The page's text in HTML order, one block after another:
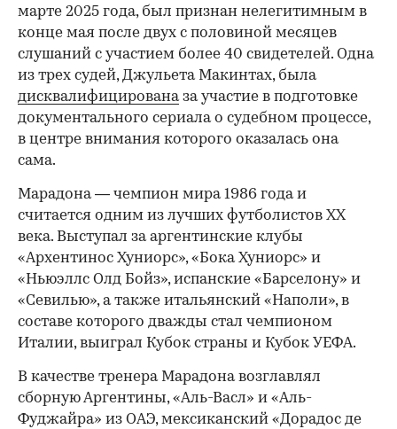
марте 2025 года, был признан нелегитимным в
конце мая после двух с половиной месяцев
слушаний с участием более 40 свидетелей. Одна
из трех судей, Джульета Макинтах, была
дисквалифицированаза участие в подготовке
документального сериала о судебном процессе,
в центре внимания которого оказалась она
сама.
Марадона — чемпион мира 1986 года и
считается одним из лучших футболистов ХХ
века. Выступал за аргентинские клубы
«Архентинос Хуниорс», «Бока Хуниорс» и
«Ньюэллс Олд Бойз», испанские «Барселону» и
«Севилью», а также итальянский «Наполи», в
составе которого дважды стал чемпионом
Италии, выиграл Кубок страны и Кубок УЕФА.
В качестве тренера Марадона возглавлял
сборную Аргентины, «Аль-Васл» и «Аль-
Фуджайра» из ОАЭ, мексиканский «Дорадос де